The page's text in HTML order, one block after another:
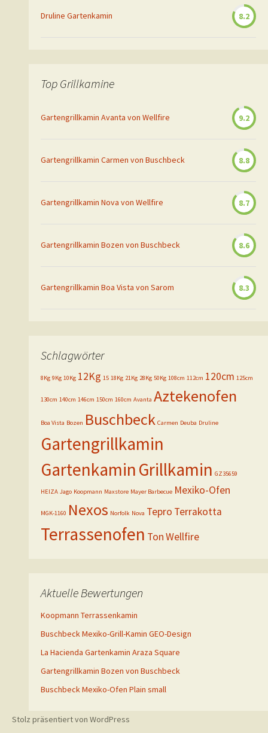
Druline Gartenkamin 8.2
Top Grillkamine
Gartengrillkamin Avanta von Wellfire 9.2
Gartengrillkamin Carmen von Buschbeck 8.8
Gartengrillkamin Nova von Wellfire 8.7
Gartengrillkamin Bozen von Buschbeck 8.6
Gartengrillkamin Boa Vista von Sarom 8.3
Schlagwörter
8Kg 9Kg 10Kg 12Kg 15 18Kg 21Kg 28Kg 50Kg 108cm 112cm 120cm 125cm
130cm 140cm 146cm 150cm 160cm Avanta Aztekenofen
Boa Vista Bozen Buschbeck Carmen Deuba Druline
Gartengrillkamin
GartenkaminGrillkamin GZ35659
HEIZA Jago Koopmann Maxstore Mayer Barbecue Mexiko-Ofen
MGK-1160 Nexos Norfolk Nova Tepro Terrakotta
Terrassenofen TonWellfire
Aktuelle Bewertungen
Koopmann Terrassenkamin
Buschbeck Mexiko-Grill-Kamin GEO-Design
La Hacienda Gartenkamin Araza Square
Gartengrillkamin Bozen von Buschbeck
Buschbeck Mexiko-Ofen Plain small
Stolz präsentiert von WordPress